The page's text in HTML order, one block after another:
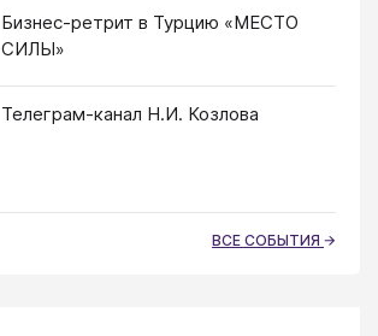
Бизнес-ретрит в Турцию «МЕСТО
СИЛЫ»
Телеграм-канал Н.И. Козлова
ВСЕ СОБЫТИЯ